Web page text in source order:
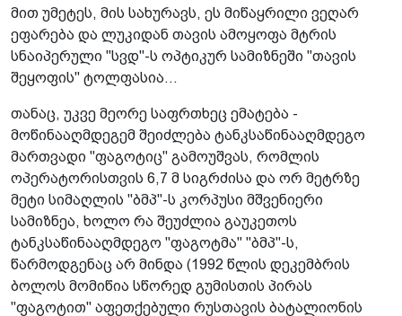
მით უმეტეს, მის სახურავს, ეს მიწაყრილი ვეღარ
ეფარება და ლუკიდან თავის ამოყოფა მტრის
სნაიპერული "სვდ"-ს ოპტიკურ სამიზნეში "თავის
შეყოფის" ტოლფასია...
თანაც, უკვე მეორე საფრთხეც ემატება -
მოწინააღმდეგემ შეიძლება ტანკსაწინააღმდეგო
მართვადი "ფაგოტიც" გამოუშვას, რომლის
ოპერატორისთვის 6,7 მ სიგრძისა და ორ მეტრზე
მეტი სიმაღლის "ბმპ"-ს კორპუსი მშვენიერი
სამიზნეა, ხოლო რა შეუძლია გაუკეთოს
ტანკსაწინააღმდეგო "ფაგოტმა" "ბმპ"-ს,
წარმოდგენაც არ მინდა (1992 წლის დეკემბრის
ბოლოს მომიწია სწორედ გუმისთის პირას
"ფაგოტით" აფეთქებული რუსთავის ბატალიონის